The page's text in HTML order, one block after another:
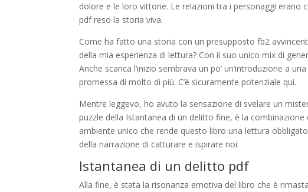
dolore e le loro vittorie. Le relazioni tra i personaggi erano
pdf reso la storia viva.
Come ha fatto una storia con un presupposto fb2
della mia esperienza di lettura? Con il suo unico mix di
Anche scarica l’inizio sembrava un po’ un’introduzione a
promessa di molto di più. C’è sicuramente potenziale qui.
Mentre leggevo, ho avuto la sensazione di svelare un
puzzle della Istantanea di un delitto fine, è la
ambiente unico che rende questo libro una lettura
della narrazione di catturare e ispirare noi.
Istantanea di un delitto pdf
Alla fine, è stata la risonanza emotiva del libro che è